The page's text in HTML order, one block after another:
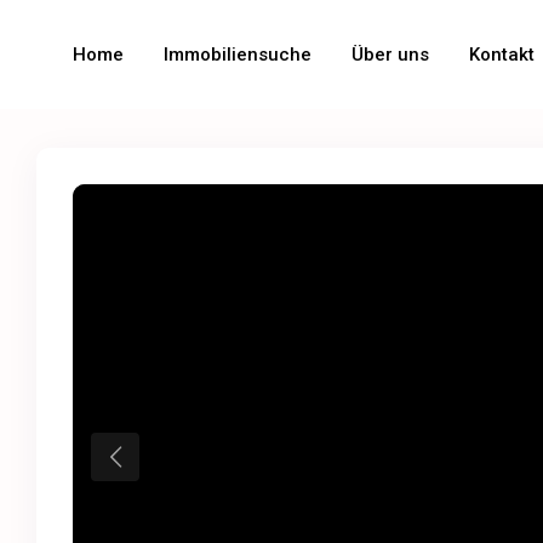
Home Immobiliensuche Über uns Kontakt